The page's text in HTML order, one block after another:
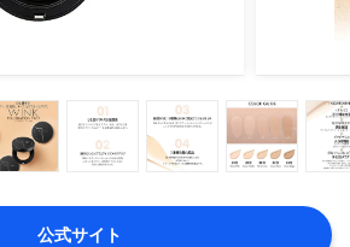
公式サイト